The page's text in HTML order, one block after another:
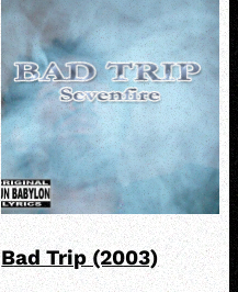
Bad Trip (2003)